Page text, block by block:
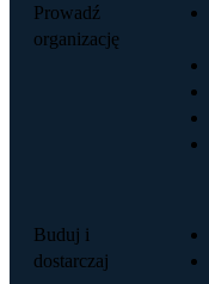
Prowadź
organizację
Buduj i
dostarczaj